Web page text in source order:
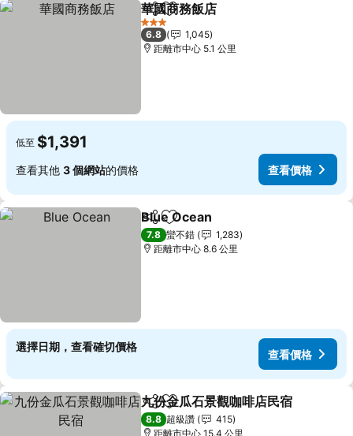
分享 加入我的最愛
華國商務飯店
3 星級
6.8
1,045
距離市中心 5.1 公里
低至 $1,391
查看其他 3 個網站的價格 查看價格
分享 加入我的最愛
Blue Ocean
7.8 蠻不錯
1,283
距離市中心 8.6 公里
選擇日期，查看確切價格
查看價格
分享 加入我的最愛
九份金瓜石景觀咖啡店民宿
8.8 超級讚
415
距離市中心 15.4 公里